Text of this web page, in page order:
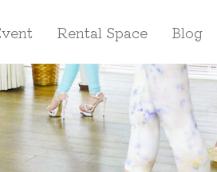
Rental Space Blog